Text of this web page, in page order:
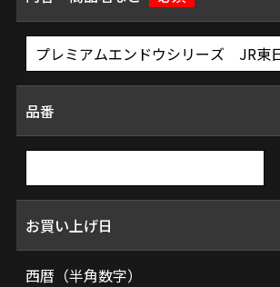
品番
お買い上げ日
西暦（半角数字）